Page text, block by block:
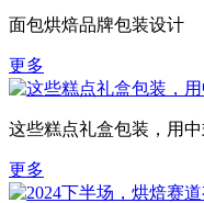
面包烘焙品牌包装设计
更多
这些糕点礼盒包装，用
更多